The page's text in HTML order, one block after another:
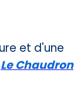
et d'une
Le Chaudron